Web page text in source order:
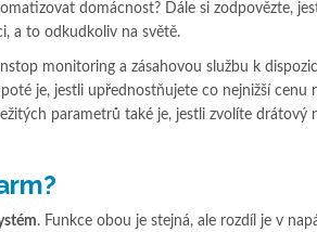
domácnost? Dále si zodpovězte,
a to odkudkoliv na světě.
monitoring a zásahovou službu k
je, jestli upřednostňujete co nejnižší cenu
parametrů také je, jestli zvolíte drátový
. Funkce obou je stejná, ale rozdíl je v